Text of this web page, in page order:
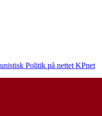
KPnet